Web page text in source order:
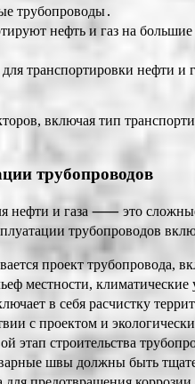
трубопроводы․
нефть и газ на
транспортировки нефти
включая тип
трубопроводов
нефти и газа ⸺ это
трубопроводов
проект трубопровода,
местности,
в себя расчистку
с проектом и
строительства
швы должны быть